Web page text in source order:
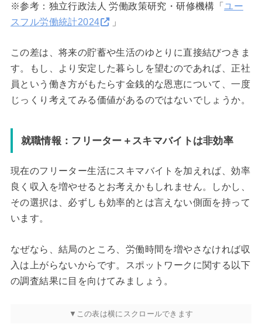
※参考：独立行政法人 労働政策研究・研修機構「 ユー
スフル労働統計2024
」
この差は、将来の貯蓄や生活のゆとりに直接結びつきま
す。もし、より安定した暮らしを望むのであれば、正社
員という働き方がもたらす金銭的な恩恵について、一度
じっくり考えてみる価値があるのではないでしょうか。
就職情報：フリーター＋スキマバイトは非効率
現在のフリーター生活にスキマバイトを加えれば、効率
良く収入を増やせるとお考えかもしれません。しかし、
その選択は、必ずしも効率的とは言えない側面を持って
います。
なぜなら、結局のところ、労働時間を増やさなければ収
入は上がらないからです。スポットワークに関する以下
の調査結果に目を向けてみましょう。